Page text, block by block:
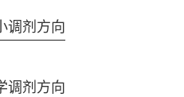
调剂方向
调剂方向